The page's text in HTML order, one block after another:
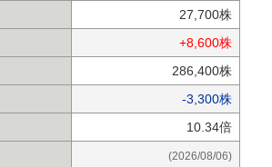
27,700株
+8,600株
286,400株
-3,300株
10.34倍
(2026/08/06)